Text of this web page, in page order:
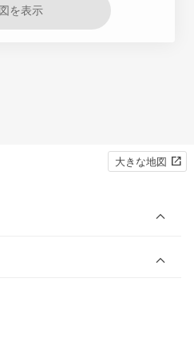
を表示
大きな地図